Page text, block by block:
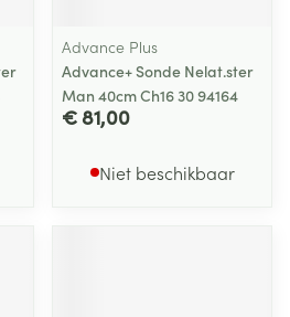
Advance Plus
Advance+ Sonde Nelat.ster
Man 40cm Ch16 30 94164
€ 81,00
Niet beschikbaar